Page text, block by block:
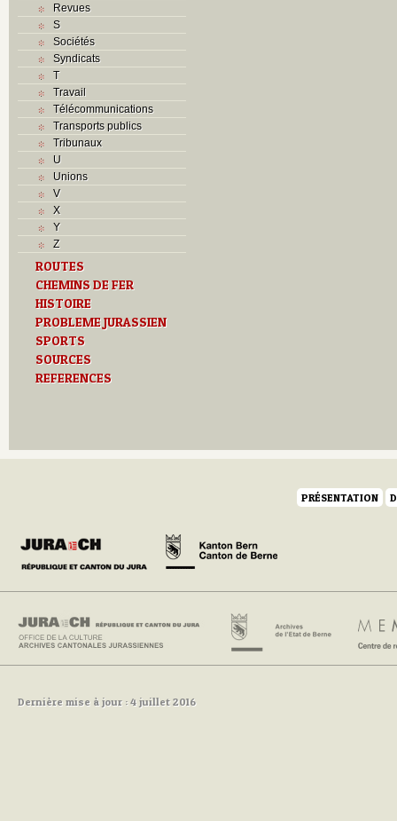
Revues
S
Sociétés
Syndicats
T
Travail
Télécommunications
Transports publics
Tribunaux
U
Unions
V
X
Y
Z
ROUTES
CHEMINS DE FER
HISTOIRE
PROBLEME JURASSIEN
SPORTS
SOURCES
REFERENCES
PRÉSENTATION
Dernière mise à jour : 4 juillet 2016